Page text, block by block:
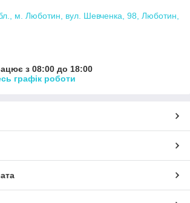
м. Люботин, вул. Шевченка, 98, Люботин,
з 08:00 до 18:00
графік роботи